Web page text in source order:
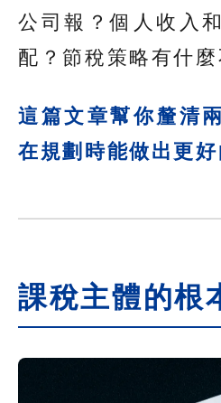
公司報？個人收入
配？節稅策略有什麼
這篇文章幫你釐清
在規劃時能做出更好
課稅主體的根